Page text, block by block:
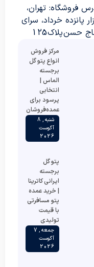
فروشگاه: تهران،
پانزده خرداد، سرای
حسن پلاک 125
مرکز فروش
انواع پتو گل
برجسته
الماس |
انتخابی
پرسود برای
عمده‌فروشان
شنبه , 8
آگوست
2026
پتو گل
برجسته
ایرانی کاترینا
| خرید عمده
پتو مسافرتی
با قیمت
تولیدی
جمعه , 7
آگوست
2026